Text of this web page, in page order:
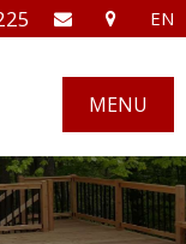
EN
MENU